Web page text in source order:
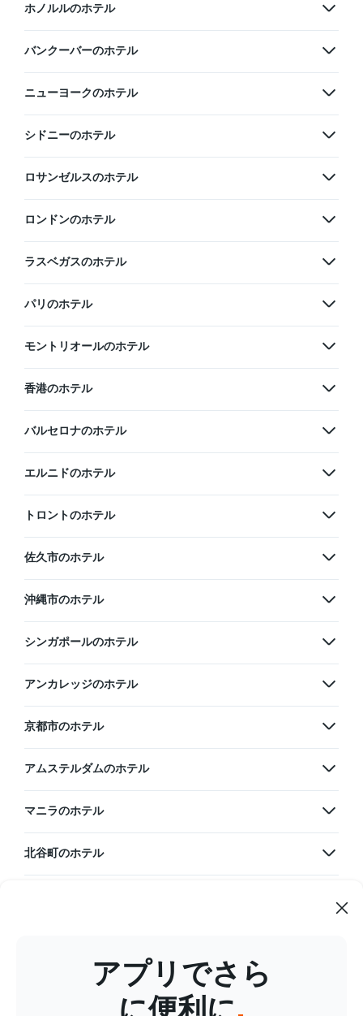
ホノルルのホテル
バンクーバーのホテル
ニューヨークのホテル
シドニーのホテル
ロサンゼルスのホテル
ロンドンのホテル
ラスベガスのホテル
パリのホテル
モントリオールのホテル
香港のホテル
バルセロナのホテル
エルニドのホテル
トロントのホテル
佐久市のホテル
沖縄市のホテル
シンガポールのホテル
アンカレッジのホテル
京都市のホテル
アムステルダムのホテル
マニラのホテル
北谷町のホテル
アプリでさら
に便利に.